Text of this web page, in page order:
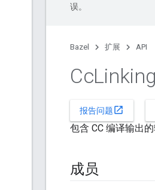
误。
Bazel 扩展 API
CcLinking
报告问题open_in_new
包含 CC 编译输出的
成员